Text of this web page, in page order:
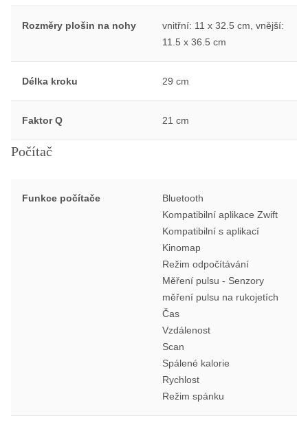
Rozměry plošin na nohy
vnitřní: 11 x 32.5 cm, vnější:
11.5 x 36.5 cm
Délka kroku 29 cm
Faktor Q 21 cm
Počítač
Funkce počítače
Bluetooth
Kompatibilní aplikace Zwift
Kompatibilní s aplikací
Kinomap
Režim odpočítávání
Měření pulsu - Senzory
měření pulsu na rukojetích
Čas
Vzdálenost
Scan
Spálené kalorie
Rychlost
Režim spánku